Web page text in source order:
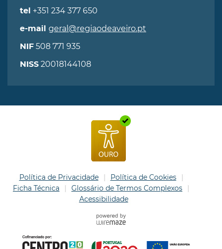
tel +351 234 377 650
e-mail geral@regiaodeaveiro.pt
NIF 508 771 935
NISS 20018144108
Política de Privacidade
Política de Cookies
Ficha Técnica
Glossário de Termos Complexos
Acessibilidade